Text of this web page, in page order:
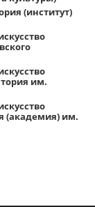
(институт)
им.
(академия) им.